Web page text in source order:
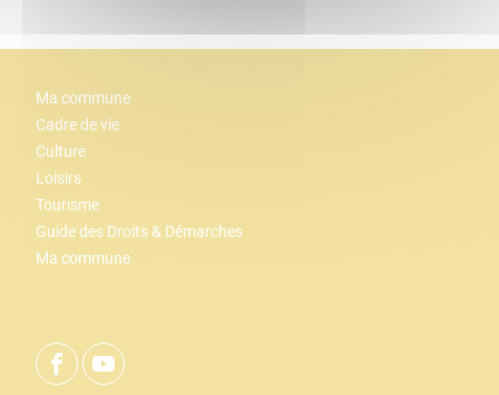
Ma commune
Cadre de vie
Culture
Loisirs
Tourisme
Guide des Droits & Démarches
Ma commune